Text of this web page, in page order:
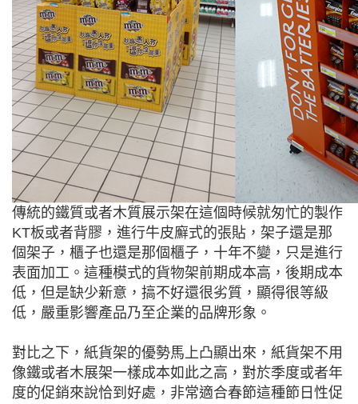
傳統的鐵質或者木質展示架在這個時候就匆忙的製作
KT板或者背膠，進行牛皮廯式的張貼，架子還是那
個架子，櫃子也還是那個櫃子，十年不變，只是進行
表面加工。這種模式的貨物架前期成本高，後期成本
低，但是缺少新意，搞不好還很劣質，顯得很等級
低，嚴重影響產品乃至企業的品牌形象。
對比之下，紙貨架的優勢馬上凸顯出來，紙貨架不用
像鐵或者木展架一樣成本如此之高，對於季度或者年
度的促銷來說恰到好處，非常適合春節這種節日性促